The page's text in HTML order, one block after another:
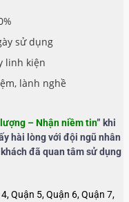
sử dụng
linh kiện
lành nghề
– Nhận niềm tin” khi
hài lòng với đội ngũ nhân
đã quan tâm sử dụng
Quận 5, Quận 6, Quận 7,